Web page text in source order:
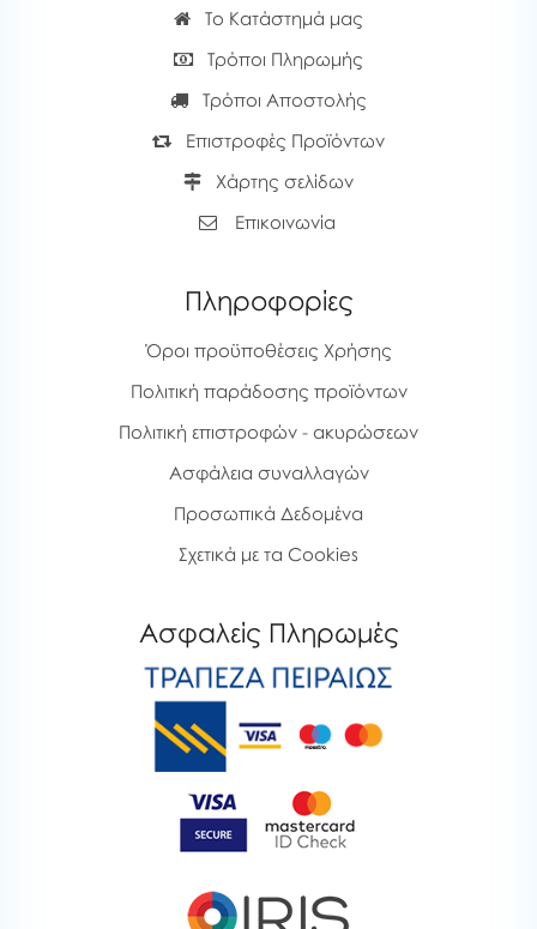
Το Κατάστημά μας
Τρόποι Πληρωμής
Τρόποι Αποστολής
Επιστροφές Προϊόντων
Χάρτης σελίδων
Επικοινωνία
Πληροφορίες
Όροι προϋποθέσεις Χρήσης
Πολιτική παράδοσης προϊόντων
Πολιτική επιστροφών - ακυρώσεων
Ασφάλεια συναλλαγών
Προσωπικά Δεδομένα
Σχετικά με τα Cookies
Ασφαλείς Πληρωμές